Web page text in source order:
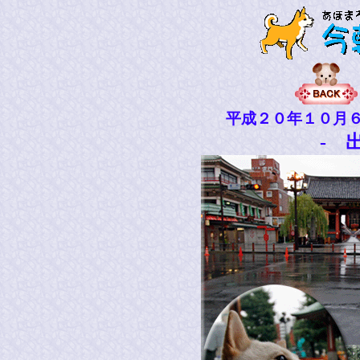
平成２０年１０月
- 出